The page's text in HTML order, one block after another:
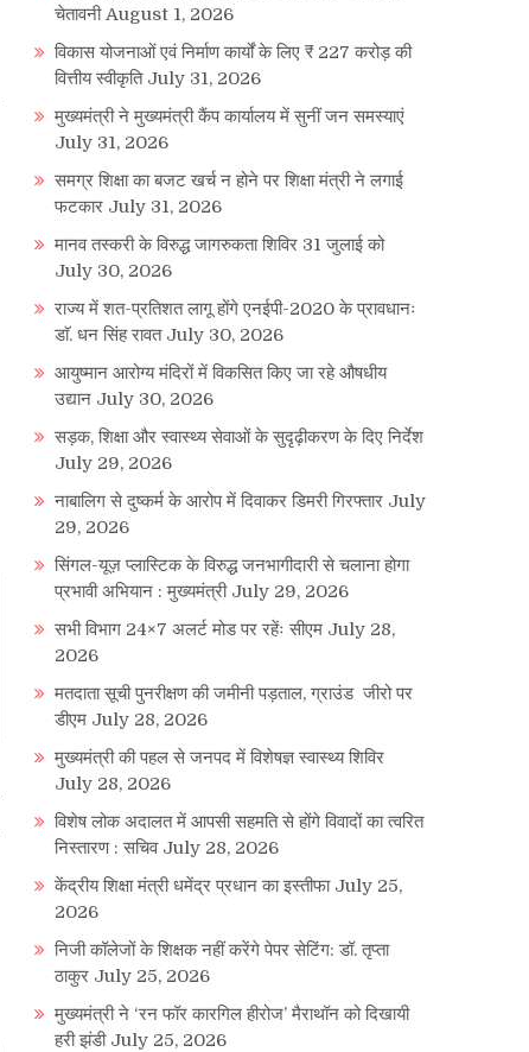
चेतावनी August 1, 2026
विकास योजनाओं एवं निर्माण कार्यों के लिए ₹ 227 करोड़ की
वित्तीय स्वीकृति July 31, 2026
मुख्यमंत्री ने मुख्यमंत्री कैंप कार्यालय में सुनीं जन समस्याएं
July 31, 2026
समग्र शिक्षा का बजट खर्च न होने पर शिक्षा मंत्री ने लगाई
फटकार July 31, 2026
मानव तस्करी के विरुद्ध जागरुकता शिविर 31 जुलाई को
July 30, 2026
राज्य में शत-प्रतिशत लागू होंगे एनईपी-2020 के प्रावधानः
डाॅ. धन सिंह रावत July 30, 2026
आयुष्मान आरोग्य मंदिरों में विकसित किए जा रहे औषधीय
उद्यान July 30, 2026
सड़क, शिक्षा और स्वास्थ्य सेवाओं के सुदृढ़ीकरण के दिए निर्देश
July 29, 2026
नाबालिग से दुष्कर्म के आरोप में दिवाकर डिमरी गिरफ्तार July
29, 2026
सिंगल-यूज़ प्लास्टिक के विरुद्ध जनभागीदारी से चलाना होगा
प्रभावी अभियान : मुख्यमंत्री July 29, 2026
सभी विभाग 24×7 अलर्ट मोड पर रहेंः सीएम July 28,
2026
मतदाता सूची पुनरीक्षण की जमीनी पड़ताल, ग्राउंड जीरो पर
डीएम July 28, 2026
मुख्यमंत्री की पहल से जनपद में विशेषज्ञ स्वास्थ्य शिविर
July 28, 2026
विशेष लोक अदालत में आपसी सहमति से होंगे विवादों का त्वरित
निस्तारण : सचिव July 28, 2026
केंद्रीय शिक्षा मंत्री धमेंद्र प्रधान का इस्तीफा July 25,
2026
निजी कॉलेजों के शिक्षक नहीं करेंगे पेपर सेटिंग: डॉ. तृप्ता
ठाकुर July 25, 2026
मुख्यमंत्री ने ‘रन फॉर कारगिल हीरोज’ मैराथॉन को दिखायी
हरी झंडी July 25, 2026